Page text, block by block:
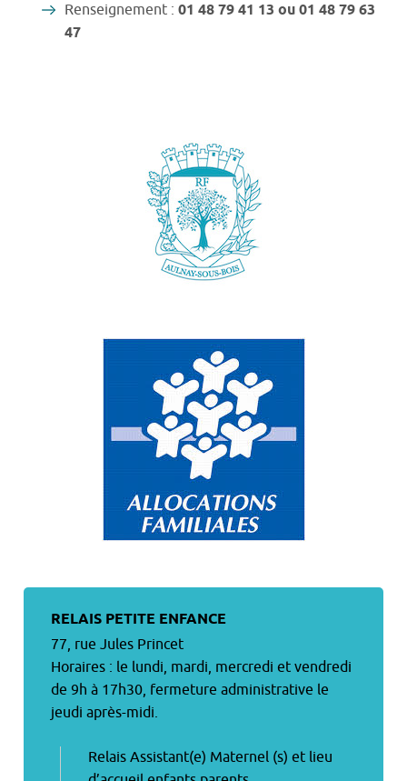
Renseignement : 01 48 79 41 13 ou 01 48 79 63
47
RELAIS PETITE ENFANCE
77, rue Jules Princet
Horaires : le lundi, mardi, mercredi et vendredi
de 9h à 17h30, fermeture administrative le
jeudi après-midi.
Relais Assistant(e) Maternel (s) et lieu